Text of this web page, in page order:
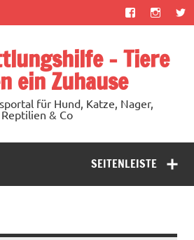
– Tiere
ein Zuhause
für Hund, Katze, Nager,
Reptilien & Co
SEITENLEISTE